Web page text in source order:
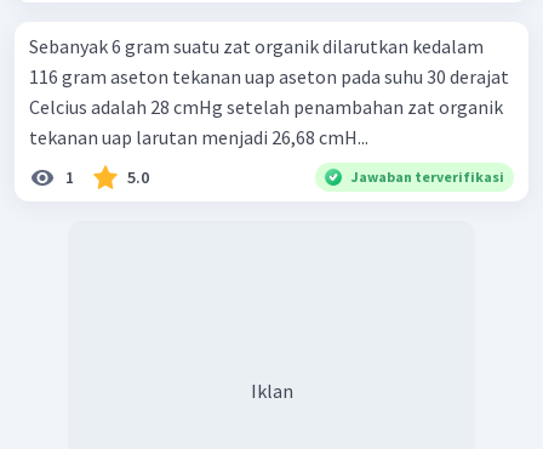
Sebanyak 6 gram suatu zat organik dilarutkan kedalam
116 gram aseton tekanan uap aseton pada suhu 30 derajat
Celcius adalah 28 cmHg setelah penambahan zat organik
tekanan uap larutan menjadi 26,68 cmH...
1 5.0 Jawaban terverifikasi
Iklan